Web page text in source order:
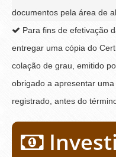
documentos pela área de
Para fins de efetivação
entregar uma cópia do
colação de grau, emitido
obrigado a apresentar
registrado, antes do